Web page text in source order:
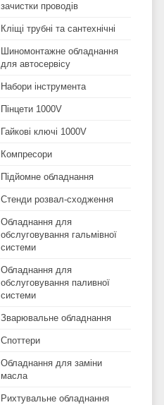
зачистки проводів
Кліщі трубні та сантехнічні
Шиномонтажне обладнання
для автосервісу
Набори інструмента
Пінцети 1000V
Гайкові ключі 1000V
Компресори
Підйомне обладнання
Стенди розвал-сходження
Обладнання для
обслуговування гальмівної
системи
Обладнання для
обслуговування паливної
системи
Зварювальне обладнання
Споттери
Обладнання для заміни
масла
Рихтувальне обладнання